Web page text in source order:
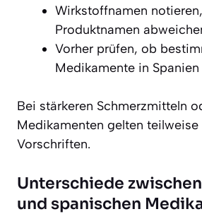
Wirkstoffnamen
Produktnamen
Vorher prüfen, ob
Medikamente in
Bei stärkeren Schmerzmitteln
Medikamenten gelten
Vorschriften.
Unterschiede
und spanischen